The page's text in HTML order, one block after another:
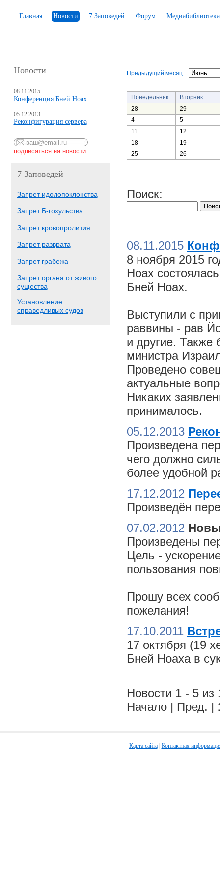
Главная Новости 7 Заповедей Форум Медиабиблиотека
Новости
08.11.2015
Конференция Бней Ноах
05.12.2013
Реконфигурация сервера
7 Заповедей
Запрет идолопоклонства
Запрет Б-гохульства
Запрет кровопролития
Запрет разврата
Запрет грабежа
Запрет органа от живого
существа
Установление
справедливых судов
Предыдущий месяц
Понедельник
Вторник
28
29
4
5
11
12
18
19
25
26
Поиск:
08.11.2015
8 ноября 2015
Ноах
Бней Ноах.
Выступили с
раввины - рав
и другие. Также
министра
Проведено
актуальные
Никаких
принималось.
05.12.2013
Произведена
чего должно
более удобной
17.12.2012
Произведён
07.02.2012
Произведены
Цель -
пользования
Прошу всех
пожелания!
17.10.2011
17 октября (19
Бней Ноаха в
Новости 1 - 5 из
Начало | Пред. |
Карта сайта| Контактная